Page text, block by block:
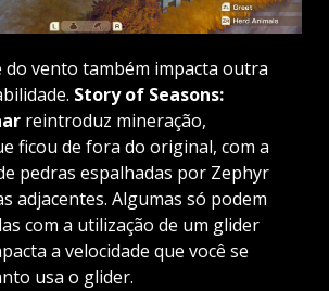
do vento também impacta outra
Story of Seasons:
reintroduz mineração,
ficou de fora do original, com a
pedras espalhadas por Zephyr
adjacentes. Algumas só podem
com a utilização de um glider
a velocidade que você se
usa o glider.